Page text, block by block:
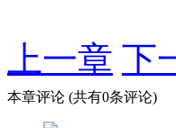
上一章 下
本章评论 (共有0条评论)